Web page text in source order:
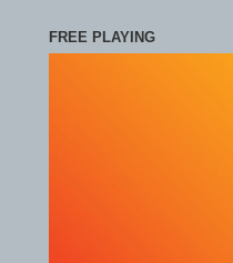
FREE PLAYING